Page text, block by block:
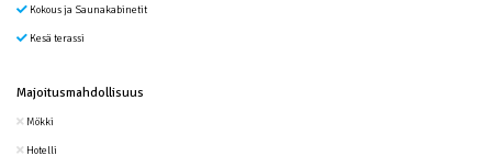
Kokous ja Saunakabinetit
Kesä terassi
Majoitusmahdollisuus
Mökki
Hotelli